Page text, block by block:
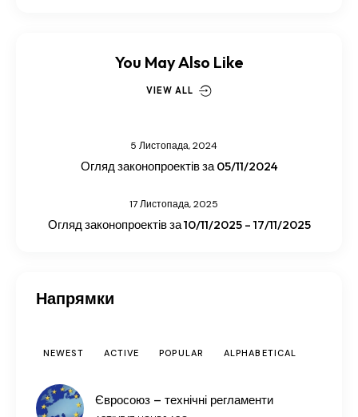
You May Also Like
VIEW ALL
5 Листопада, 2024
Огляд законопроектів за 05/11/2024
17 Листопада, 2025
Огляд законопроектів за 10/11/2025 – 17/11/2025
Напрямки
NEWEST ACTIVE POPULAR ALPHABETICAL
Євросоюз – технічні регламенти